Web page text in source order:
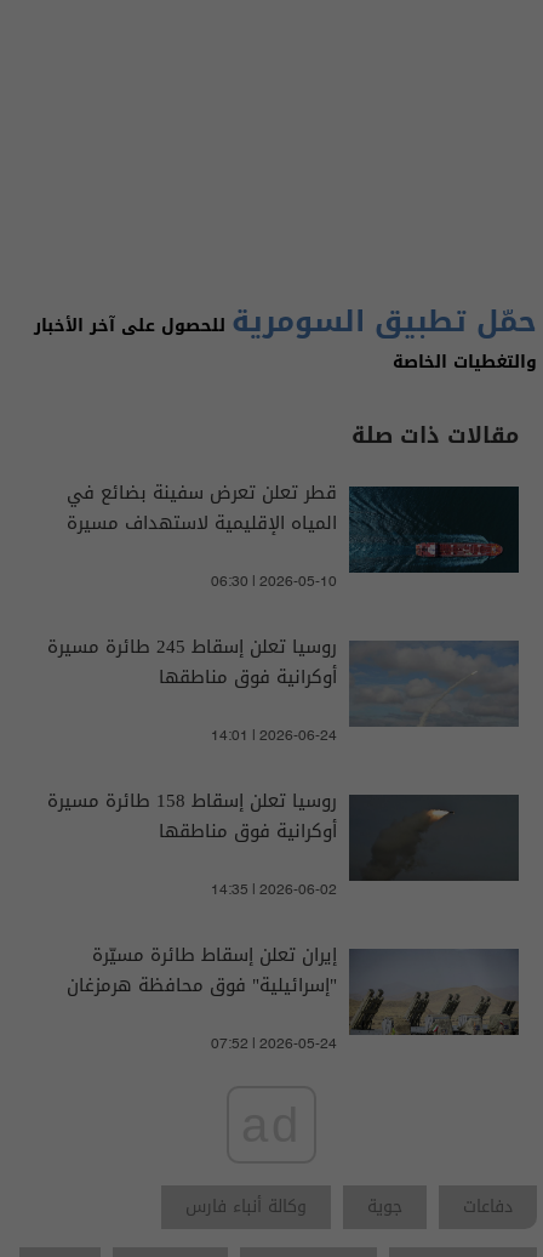
حمّل تطبيق السومرية للحصول على آخر الأخبار
والتغطيات الخاصة
مقالات ذات صلة
قطر تعلن تعرض سفينة بضائع في
المياه الإقليمية لاستهداف مسيرة
06:30 | 2026-05-10
روسيا تعلن إسقاط 245 طائرة مسيرة
أوكرانية فوق مناطقها
14:01 | 2026-06-24
روسيا تعلن إسقاط 158 طائرة مسيرة
أوكرانية فوق مناطقها
14:35 | 2026-06-02
إيران تعلن إسقاط طائرة مسيّرة
"إسرائيلية" فوق محافظة هرمزغان
07:52 | 2026-05-24
دفاعات جوية
وكالة أنباء فارس